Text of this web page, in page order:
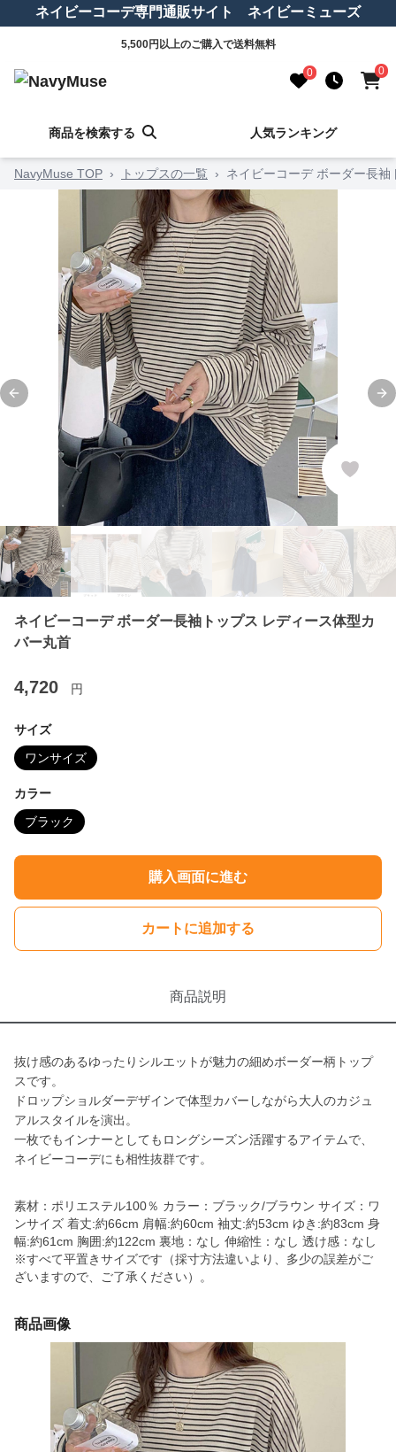
ネイビーコーデ専門通販サイト ネイビーミューズ
5,500円以上のご購入で送料無料
0 0
商品を検索する 人気ランキング
NavyMuse TOP › トップスの一覧 › ネイビーコーデ ボーダー長
Previous slide
ネイビーコーデ ボーダー長袖トップス レディース体型カ
バー丸首
4,720 円
サイズ
ワンサイズ
カラー
ブラック
購入画面に進む
カートに追加する
商品説明
抜け感のあるゆったりシルエットが魅力の細めボーダー柄トップ
スです。
ドロップショルダーデザインで体型カバーしながら大人のカジュ
アルスタイルを演出。
一枚でもインナーとしてもロングシーズン活躍するアイテムで、
ネイビーコーデにも相性抜群です。
素材：ポリエステル100％ カラー：ブラック/ブラウン サイズ：ワ
ンサイズ 着丈:約66cm 肩幅:約60cm 袖丈:約53cm ゆき:約83cm 身
幅:約61cm 胸囲:約122cm 裏地：なし 伸縮性：なし 透け感：なし
※すべて平置きサイズです（採寸方法違いより、多少の誤差がご
ざいますので、ご了承ください）。
商品画像